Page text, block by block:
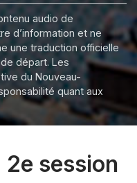
audio de
d’information et ne
une traduction officielle
départ. Les
du Nouveau-
quant aux
2e session